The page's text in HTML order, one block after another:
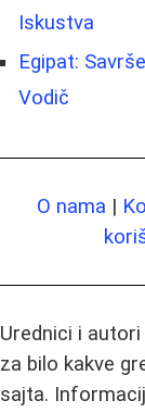
Iskustva
Egipat:
Vodič
O nama |
Urednici i
za bilo kakve
sajta.